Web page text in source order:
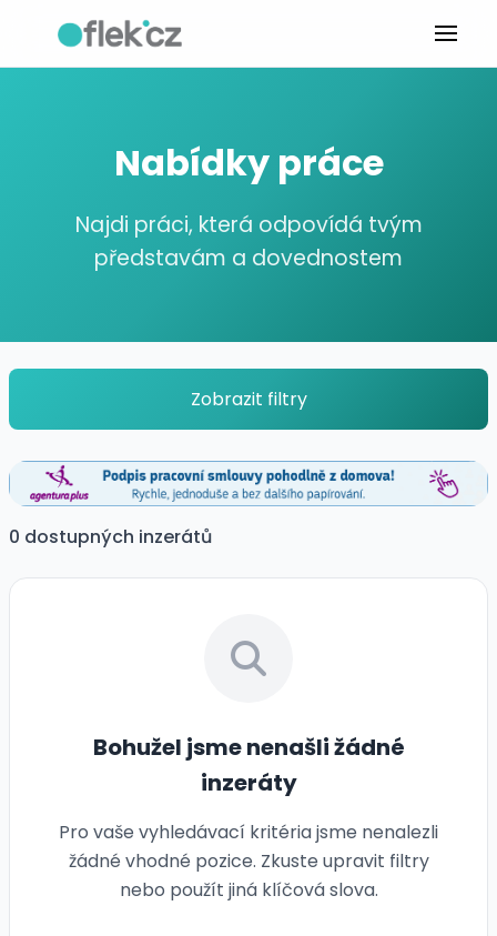
Nabídky práce
Najdi práci, která odpovídá tvým
představám a dovednostem
Zobrazit filtry
0 dostupných inzerátů
Bohužel jsme nenašli žádné
inzeráty
Pro vaše vyhledávací kritéria jsme nenalezli
žádné vhodné pozice. Zkuste upravit filtry
nebo použít jiná klíčová slova.